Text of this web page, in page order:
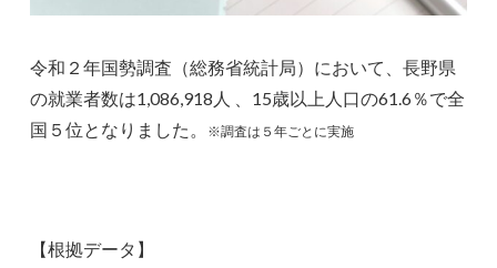
令和２年国勢調査（総務省統計局）において、長野県
の就業者数は1,086,918人 、15歳以上人口の61.6％で全
国５位となりました。
※調査は５年ごとに実施
【根拠データ】